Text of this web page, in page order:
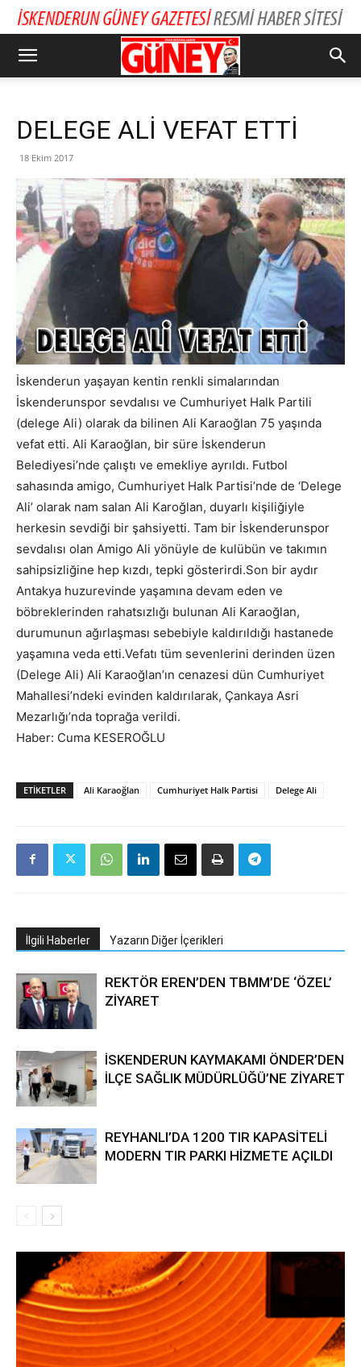
DELEGE ALİ VEFAT ETTİ
18 Ekim 2017
İskenderun yaşayan kentin renkli simalarından
İskenderunspor sevdalısı ve Cumhuriyet Halk Partili
(delege Ali) olarak da bilinen Ali Karaoğlan 75 yaşında
vefat etti. Ali Karaoğlan, bir süre İskenderun
Belediyesi’nde çalıştı ve emekliye ayrıldı. Futbol
sahasında amigo, Cumhuriyet Halk Partisi’nde de ‘Delege
Ali’ olarak nam salan Ali Karoğlan, duyarlı kişiliğiyle
herkesin sevdiği bir şahsiyetti. Tam bir İskenderunspor
sevdalısı olan Amigo Ali yönüyle de kulübün ve takımın
sahipsizliğine hep kızdı, tepki gösterirdi.Son bir aydır
Antakya huzurevinde yaşamına devam eden ve
böbreklerinden rahatsızlığı bulunan Ali Karaoğlan,
durumunun ağırlaşması sebebiyle kaldırıldığı hastanede
yaşamına veda etti.Vefatı tüm sevenlerini derinden üzen
(Delege Ali) Ali Karaoğlan’ın cenazesi dün Cumhuriyet
Mahallesi’ndeki evinden kaldırılarak, Çankaya Asri
Mezarlığı’nda toprağa verildi.
Haber: Cuma KESEROĞLU
ETIKETLER Ali Karaoğlan Cumhuriyet Halk Partisi Delege Ali
İlgili Haberler Yazarın Diğer İçerikleri
REKTÖR EREN’DEN TBMM’DE ‘ÖZEL’
ZİYARET
İSKENDERUN KAYMAKAMI ÖNDER’DEN
İLÇE SAĞLIK MÜDÜRLÜĞÜ’NE ZİYARET
REYHANLI’DA 1200 TIR KAPASİTELİ
MODERN TIR PARKI HİZMETE AÇILDI